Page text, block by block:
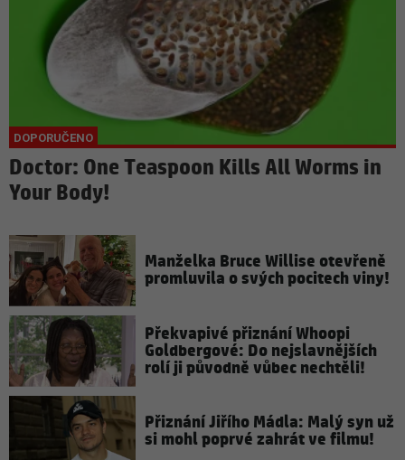
Doctor: One Teaspoon Kills All Worms in
Your Body!
Manželka Bruce Willise otevřeně
promluvila o svých pocitech viny!
Překvapivé přiznání Whoopi
Goldbergové: Do nejslavnějších
rolí ji původně vůbec nechtěli!
Přiznání Jiřího Mádla: Malý syn už
si mohl poprvé zahrát ve filmu!